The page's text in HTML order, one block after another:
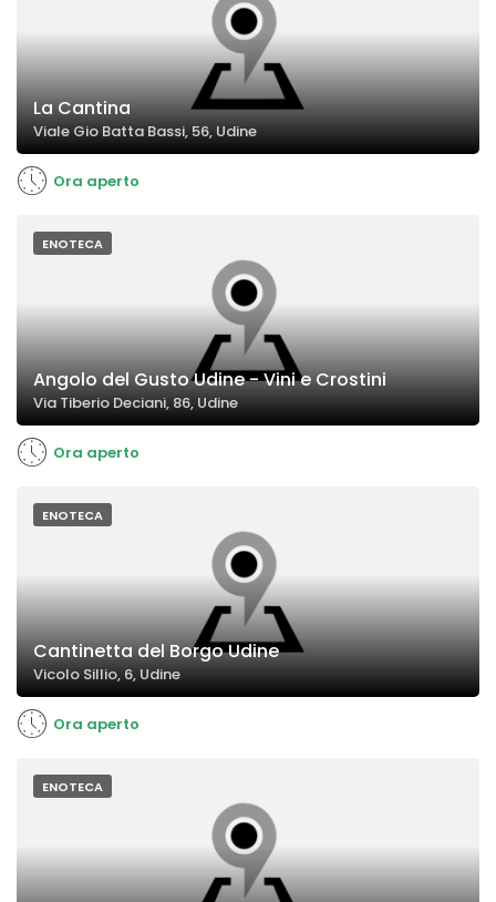
La Cantina
Viale Gio Batta Bassi, 56, Udine
Ora aperto
ENOTECA
Angolo del Gusto Udine - Vini e Crostini
Via Tiberio Deciani, 86, Udine
Ora aperto
ENOTECA
Cantinetta del Borgo Udine
Vicolo Sillio, 6, Udine
Ora aperto
ENOTECA